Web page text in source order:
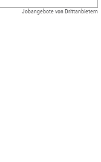
Jobangebote von Drittanbietern